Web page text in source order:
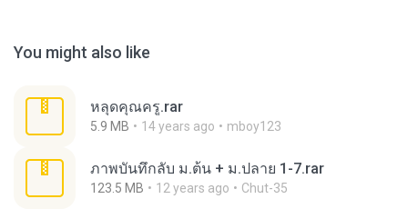
You might also like
หลุดคุณครู.rar
5.9 MB 14 years ago mboy123
ภาพบันทึกลับ ม.ต้น + ม.ปลาย 1-7.rar
123.5 MB 12 years ago Chut-35